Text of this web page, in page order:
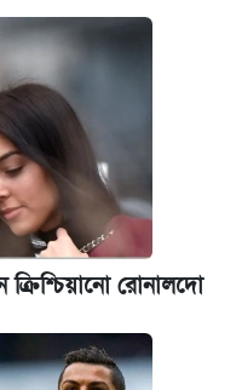
রোনালদো